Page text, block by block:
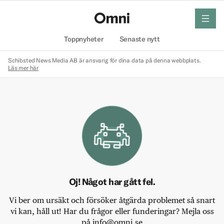
Toppnyheter Senaste nytt
meny
Schibsted News Media AB är ansvarig för dina data på denna webbplats.
Läs mer här
Oj! Något har gått fel.
Vi ber om ursäkt och försöker åtgärda problemet så snart
vi kan, håll ut! Har du frågor eller funderingar? Mejla oss